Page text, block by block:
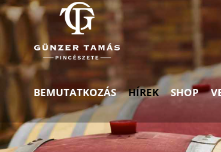
BEMUTATKOZÁS HÍREK SHOP